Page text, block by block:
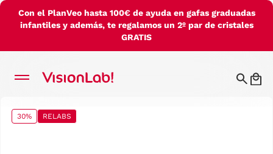
Con el PlanVeo hasta 100€ de ayuda en gafas graduadas
infantiles y además, te regalamos un 2º par de cristales
GRATIS
30% RELABS